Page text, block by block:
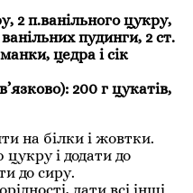
2 п.ванільного цукру,
пудинги, 2 ст.
цедра і сік
200 г цукатів,
на білки і жовтки.
і додати до
до сиру.